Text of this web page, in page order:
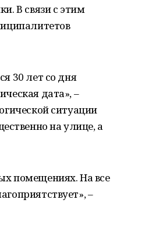
В связи с этим
30 лет со дня
дата», –
ситуации
на улице, а
помещениях. На все
–